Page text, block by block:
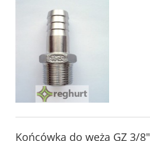
Końcówka do węża GZ 3/8"